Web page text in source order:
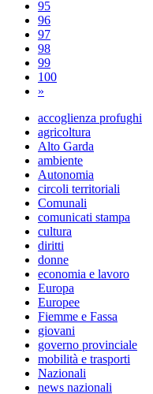
95
96
97
98
99
100
»
accoglienza profughi
agricoltura
Alto Garda
ambiente
Autonomia
circoli territoriali
Comunali
comunicati stampa
cultura
diritti
donne
economia e lavoro
Europa
Europee
Fiemme e Fassa
giovani
governo provinciale
mobilità e trasporti
Nazionali
news nazionali